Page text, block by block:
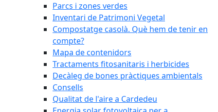
Parcs i zones verdes
Inventari de Patrimoni Vegetal
Compostatge casolà. Què hem de tenir en
compte?
Mapa de contenidors
Tractaments fitosanitaris i herbicides
Decàleg de bones pràctiques ambientals
Consells
Qualitat de l'aire a Cardedeu